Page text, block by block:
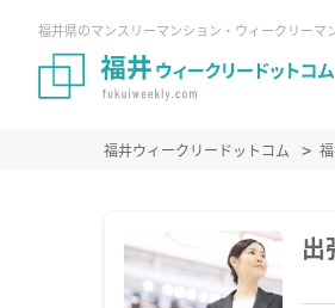
福井県のマンスリーマンション・ウィークリーマ
福井ウィークリードットコム
出